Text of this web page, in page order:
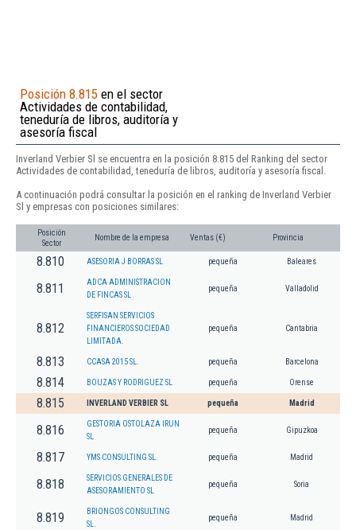
Posición 8.815 en el sector
Actividades de contabilidad,
teneduría de libros, auditoría y
asesoría fiscal
Inverland Verbier Sl se encuentra en la posición 8.815 del Ranking del sector
Actividades de contabilidad, teneduría de libros, auditoría y asesoría fiscal.
A continuación podrá consultar la posición en el ranking de Inverland Verbier
Sl y empresas con posiciones similares:
Posición
Sector
Nombre de la empresa Ventas (€) Provincia
8.810 ASESORIA J BORRAS SL pequeña Baleares
8.811
ADCA ADMINISTRACION
DE FINCAS SL
pequeña Valladolid
8.812
SERFISAN SERVICIOS
FINANCIEROS SOCIEDAD
LIMITADA.
pequeña Cantabria
8.813 CCASA 2015 SL. pequeña Barcelona
8.814 BOUZAS Y RODRIGUEZ SL pequeña Orense
8.815 INVERLAND VERBIER SL pequeña Madrid
8.816
GESTORIA OSTOLAZA IRUN
SL
pequeña Gipuzkoa
8.817 YMS CONSULTING SL. pequeña Madrid
8.818
SERVICIOS GENERALES DE
ASESORAMIENTO SL
pequeña Soria
8.819
BRIONGOS CONSULTING
SL.
pequeña Madrid